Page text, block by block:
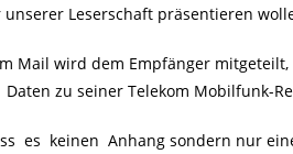
Leserschaft präsentieren
Mail wird dem Empfänger
zu seiner Telekom Mobilfunk-
es keinen Anhang sondern nur